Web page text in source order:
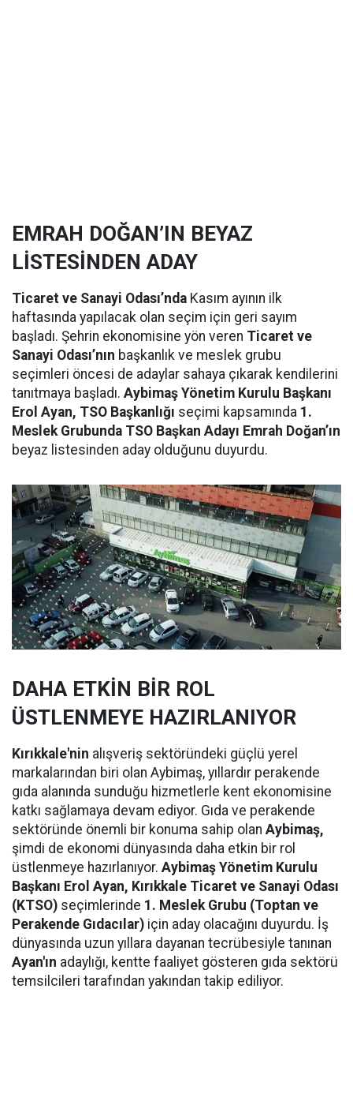
EMRAH DOĞAN’IN BEYAZ
LİSTESİNDEN ADAY
Ticaret ve Sanayi Odası’nda Kasım ayının ilk
haftasında yapılacak olan seçim için geri sayım
başladı. Şehrin ekonomisine yön veren Ticaret ve
Sanayi Odası’nın başkanlık ve meslek grubu
seçimleri öncesi de adaylar sahaya çıkarak kendilerini
tanıtmaya başladı. Aybimaş Yönetim Kurulu Başkanı
Erol Ayan, TSO Başkanlığı seçimi kapsamında 1.
Meslek Grubunda TSO Başkan Adayı Emrah Doğan’ın
beyaz listesinden aday olduğunu duyurdu.
DAHA ETKİN BİR ROL
ÜSTLENMEYE HAZIRLANIYOR
Kırıkkale'nin alışveriş sektöründeki güçlü yerel
markalarından biri olan Aybimaş, yıllardır perakende
gıda alanında sunduğu hizmetlerle kent ekonomisine
katkı sağlamaya devam ediyor. Gıda ve perakende
sektöründe önemli bir konuma sahip olan Aybimaş,
şimdi de ekonomi dünyasında daha etkin bir rol
üstlenmeye hazırlanıyor. Aybimaş Yönetim Kurulu
Başkanı Erol Ayan, Kırıkkale Ticaret ve Sanayi Odası
(KTSO) seçimlerinde 1. Meslek Grubu (Toptan ve
Perakende Gıdacılar) için aday olacağını duyurdu. İş
dünyasında uzun yıllara dayanan tecrübesiyle tanınan
Ayan'ın adaylığı, kentte faaliyet gösteren gıda sektörü
temsilcileri tarafından yakından takip ediliyor.